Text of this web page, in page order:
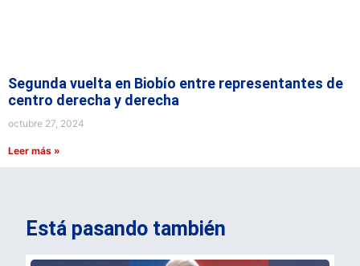
Segunda vuelta en Biobío entre representantes de
centro derecha y derecha
octubre 27, 2024
Leer más »
Está pasando también